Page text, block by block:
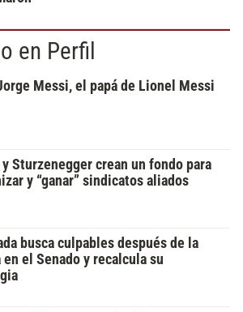
en Perfil
Messi, el papá de Lionel Messi
Sturzenegger crean un fondo para
y “ganar” sindicatos aliados
busca culpables después de la
el Senado y recalcula su